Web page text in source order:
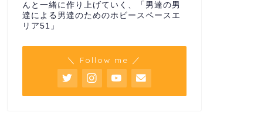
んと一緒に作り上げていく、「男達の男
達による男達のためのホビースペースエ
リア51」
＼ Follow me ／